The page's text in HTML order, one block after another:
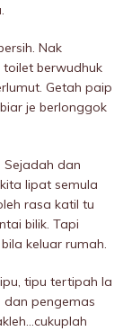
Nak
berwudhuk
Getah paip
je berlonggok
Sejadah dan
lipat semula
rasa katil tu
bilik. Tapi
keluar rumah.
tipu tertipah la
dan pengemas